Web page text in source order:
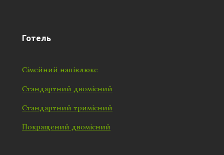
Готель
Сімейний напівлюкс
Стандартний двомісний
Стандартний тримісний
Покращений двомісний